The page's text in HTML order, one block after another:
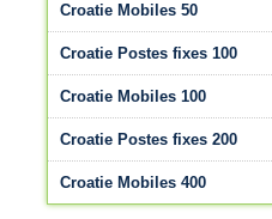
Croatie Mobiles 50
Croatie Postes fixes 100
Croatie Mobiles 100
Croatie Postes fixes 200
Croatie Mobiles 400